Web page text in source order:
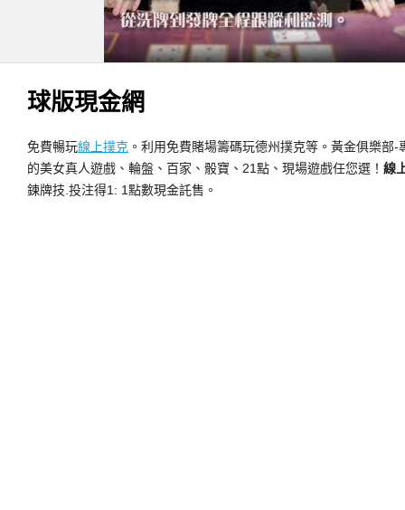
球版現金網
免費暢玩線上撲克 。利用免費賭場籌碼玩德州撲克等。黃金俱樂部-
的美女真人遊戲、輪盤、百家、骰寶、21點、現場遊戲任您選！ 線
鍊牌技.投注得1: 1點數現金託售。